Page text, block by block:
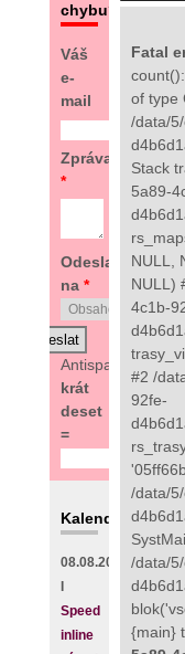
chybu?
Váš
e-
mail
Zpráva
*
Odeslat
na *
Antispam:
3
krát
deset
=
Kalendář
08.08.2026
Speed
inline
Fatal
of type
/data/
Stack
5a89-
NULL,
NULL)
4c1b-
#2 /
92fe-
/data/
/data/
{main}